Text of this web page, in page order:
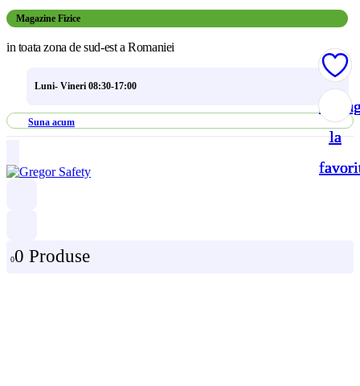
Magazine Fizice
in toata zona de sud-est a Romaniei
Luni- Vineri 08:30-17:00
Suna acum
00 Produse
la
la
la
la